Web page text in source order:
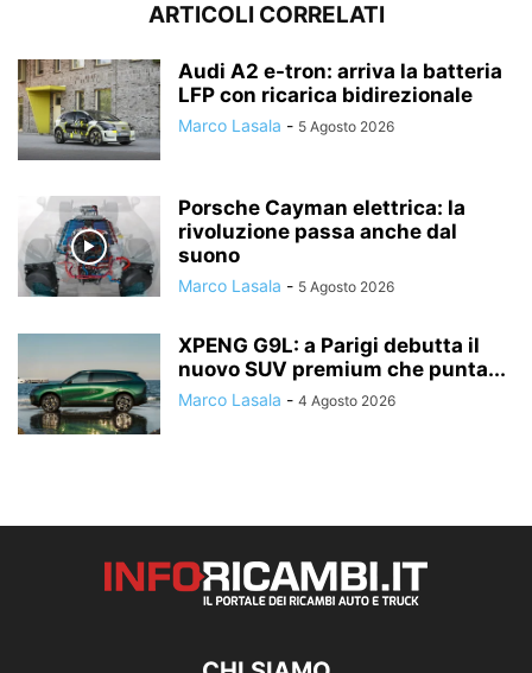
ARTICOLI CORRELATI
Audi A2 e-tron: arriva la batteria
LFP con ricarica bidirezionale
Marco Lasala - 5 Agosto 2026
Porsche Cayman elettrica: la
rivoluzione passa anche dal
suono
Marco Lasala - 5 Agosto 2026
XPENG G9L: a Parigi debutta il
nuovo SUV premium che punta...
Marco Lasala - 4 Agosto 2026